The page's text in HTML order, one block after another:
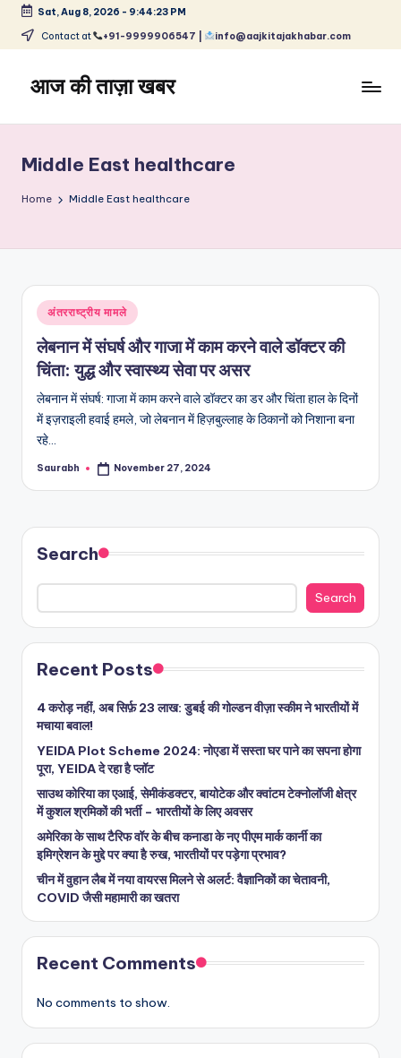
Skip
content
Sat, Aug 8, 2026 - 9:44:23 PM
Contact at +91-9999906547 | info@aajkitajakhabar.com
आज की ताज़ा खबर
ताज़ा
समाचार
–
और
विश्व
Middle East healthcare
Home Middle East healthcare
Posted
in
अंतरराष्ट्रीय मामले
लेबनान में संघर्ष और गाजा में काम करने वाले डॉक्टर की
चिंता: युद्ध और स्वास्थ्य सेवा पर असर
लेबनान में संघर्ष: गाजा में काम करने वाले डॉक्टर का डर और चिंता हाल के दिनों
में इज़राइली हवाई हमले, जो लेबनान में हिज़बुल्लाह के ठिकानों को निशाना बना
रहे…
Posted
Saurabh November 27, 2024
Search
Search
Recent Posts
4 करोड़ नहीं, अब सिर्फ़ 23 लाख: डुबई की गोल्डन वीज़ा स्कीम ने भारतीयों में
मचाया बवाल!
YEIDA Plot Scheme 2024: नोएडा में सस्ता घर पाने का सपना होगा
पूरा, YEIDA दे रहा है प्लॉट
साउथ कोरिया का एआई, सेमीकंडक्टर, बायोटेक और क्वांटम टेक्नोलॉजी क्षेत्र
में कुशल श्रमिकों की भर्ती – भारतीयों के लिए अवसर
अमेरिका के साथ टैरिफ वॉर के बीच कनाडा के नए पीएम मार्क कार्नी का
इमिग्रेशन के मुद्दे पर क्या है रुख, भारतीयों पर पड़ेगा प्रभाव?
चीन में वुहान लैब में नया वायरस मिलने से अलर्ट: वैज्ञानिकों का चेतावनी,
COVID जैसी महामारी का खतरा
Recent Comments
No comments to show.